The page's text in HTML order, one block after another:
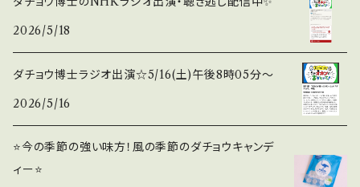
2026/5/18
ダチョウ博士ラジオ出演☆5/16(土)午後8時05分〜
2026/5/16
⭐️今の季節の強い味方！風の季節のダチョウキャンデ
ィー⭐️